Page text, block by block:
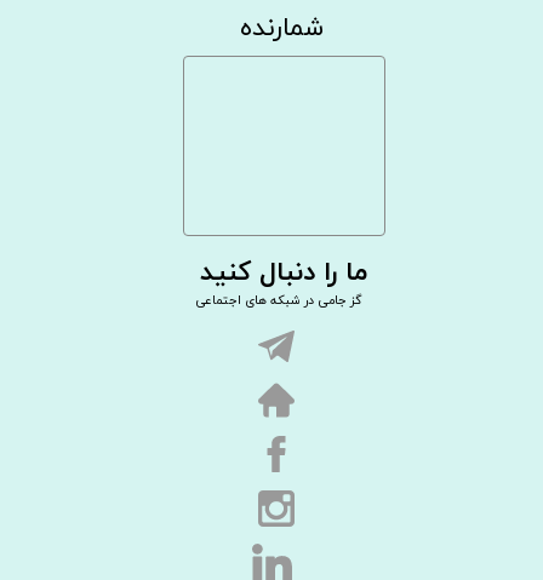
گز جامی در شبکه های اجتماعی
ما را دنبال کنید
شمارنده